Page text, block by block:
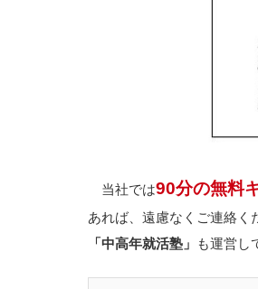
当社では90分の無料
あれば、遠慮なくご連絡く
「中高年就活塾」
も運営し